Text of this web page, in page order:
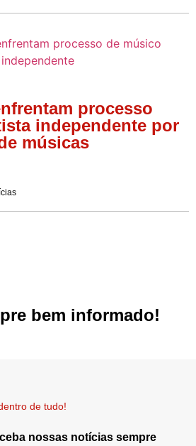
processo
independente por
músicas
bem informado!
de tudo!
nossas notícias sempre